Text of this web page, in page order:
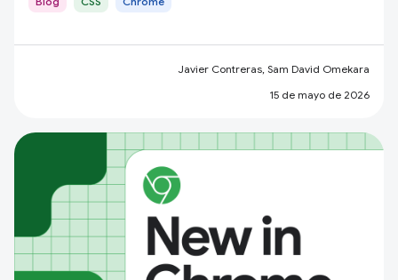
Javier Contreras, Sam David Omekara
15 de mayo de 2026